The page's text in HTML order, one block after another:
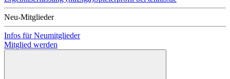
Neu-Mitglieder
Infos für Neumitglieder
Mitglied werden